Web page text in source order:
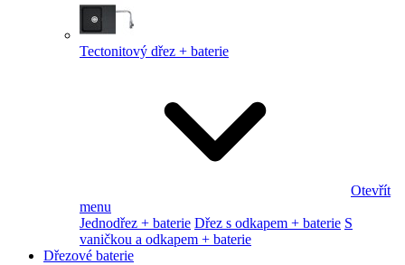
Tectonitový dřez + baterie
Otevřít
menu
Jednodřez + baterie Dřez s odkapem + baterie S
vaničkou a odkapem + baterie
Dřezové baterie